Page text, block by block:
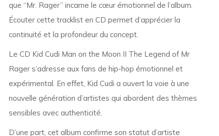
que “Mr. Rager” incarne le cœur émotionnel de l’album.
Écouter cette tracklist en CD permet d’apprécier la
continuité et la profondeur du concept.
Le CD Kid Cudi Man on the Moon II The Legend of Mr
Rager s’adresse aux fans de hip-hop émotionnel et
expérimental. En effet, Kid Cudi a ouvert la voie à une
nouvelle génération d’artistes qui abordent des thèmes
sensibles avec authenticité.
D’une part, cet album confirme son statut d’artiste